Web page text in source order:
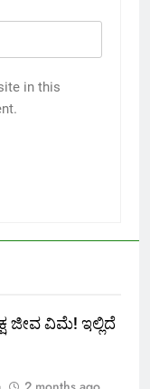
in this
ಜೀವ ವಿಮೆ! ಇಲ್ಲಿದೆ